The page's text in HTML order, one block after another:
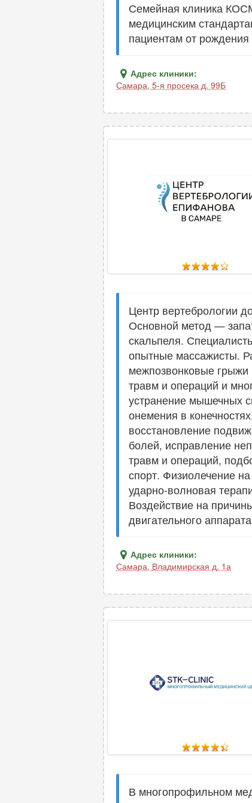
Семейная клиника
медицинским
пациентам от
Адрес клиники:
Самара, 5-я просека д. 99Б
Центр вертебрологии
Основной метод —
скальпеля.
опытные массажисты.
межпозвонковые грыжи
травм и операций и
устранение мышечных
онемения в
восстановление
болей, исправление
травм и операций,
спорт. Физиолечение
ударно-волновая
Воздействие на
двигательного
Адрес клиники:
Самара, Владимирская д. 1а
В многопрофильном